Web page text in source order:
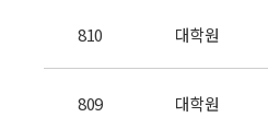
810 대학원
809 대학원